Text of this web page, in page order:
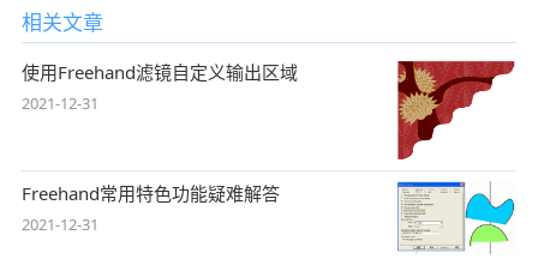
相关文章
使用Freehand滤镜自定义输出区域
2021-12-31
Freehand常用特色功能疑难解答
2021-12-31